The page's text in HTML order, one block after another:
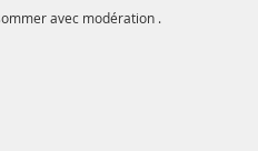
avec modération .